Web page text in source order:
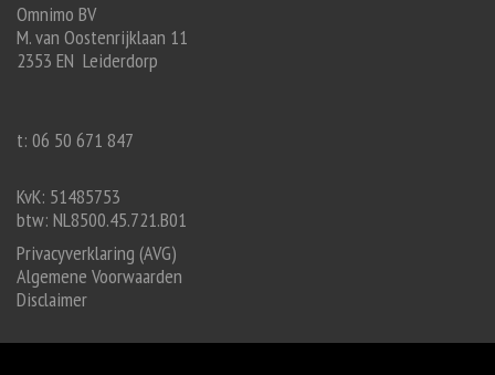
Omnimo BV
M. van Oostenrijklaan 11
2353 EN Leiderdorp
t: 06 50 671 847
KvK: 51485753
btw: NL8500.45.721.B01
Privacyverklaring (AVG)
Algemene Voorwaarden
Disclaimer